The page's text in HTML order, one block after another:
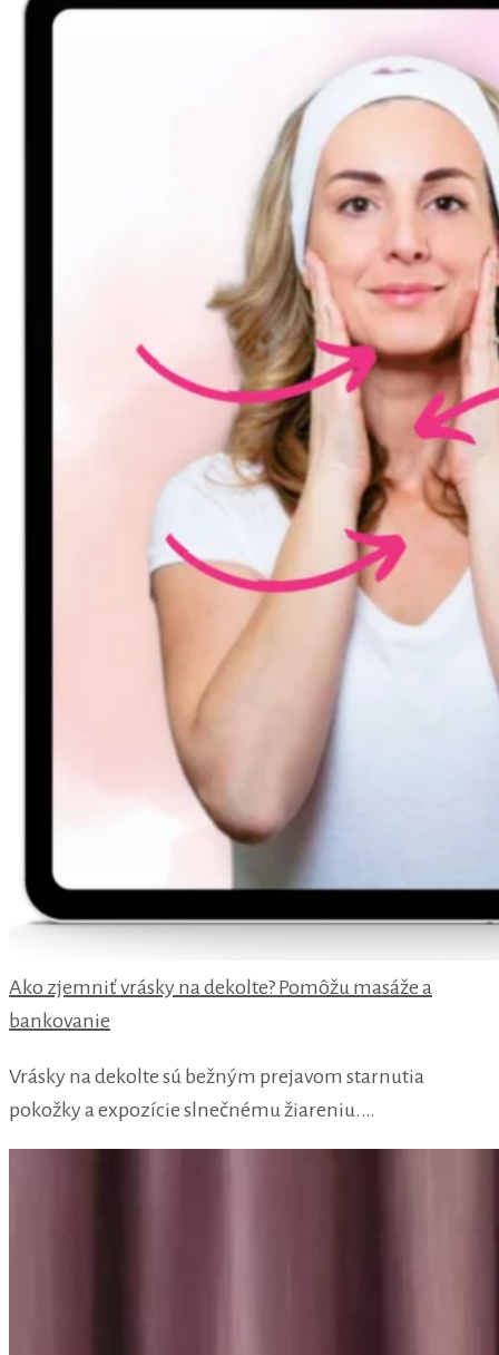
Ako zjemniť vrásky na dekolte? Pomôžu masáže a
bankovanie
Vrásky na dekolte sú bežným prejavom starnutia
pokožky a expozície slnečnému žiareniu.…